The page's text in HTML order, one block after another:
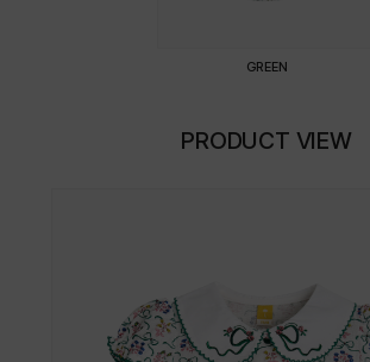
GREEN
PRODUCT VIEW